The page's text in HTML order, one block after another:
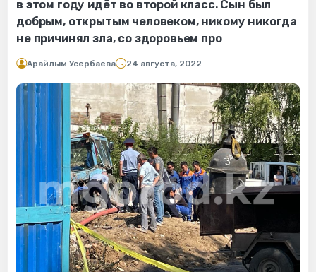
в этом году идёт во второй класс. Сын был
добрым, открытым человеком, никому никогда
не причинял зла, со здоровьем про
Арайлым Усербаева 24 августа, 2022